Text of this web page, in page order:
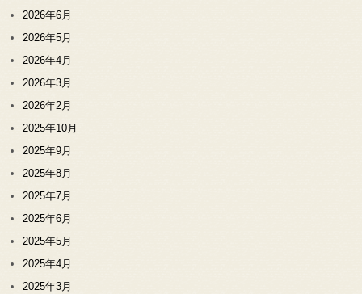
2026年6月
2026年5月
2026年4月
2026年3月
2026年2月
2025年10月
2025年9月
2025年8月
2025年7月
2025年6月
2025年5月
2025年4月
2025年3月